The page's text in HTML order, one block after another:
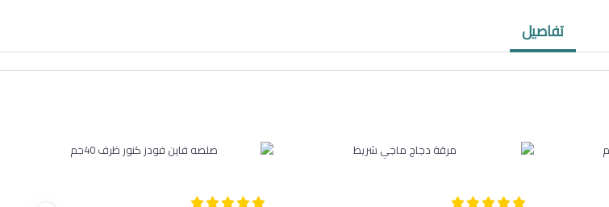
تفاصيل